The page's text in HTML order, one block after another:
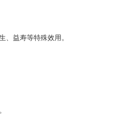
益寿等特殊效用。